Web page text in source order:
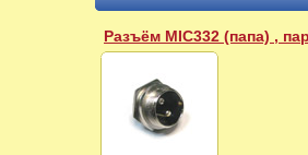
Разъём MIC332 (папа) ,